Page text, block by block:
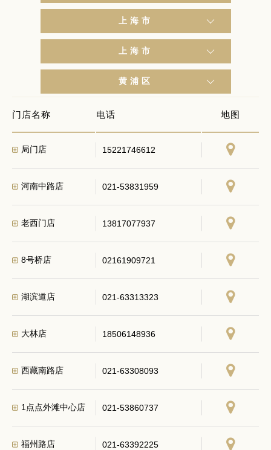
上海市
上海市
黄浦区
门店名称 电话 地图
局门店 15221746612
河南中路店 021-53831959
老西门店 13817077937
8号桥店 02161909721
湖滨道店 021-63313323
大林店 18506148936
西藏南路店 021-63308093
1点点外滩中心店 021-53860737
福州路店 021-63392225